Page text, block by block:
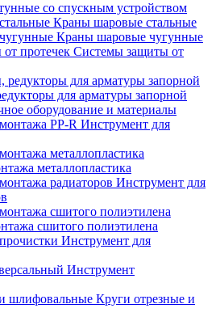
со спускным устройством
Краны шаровые стальные
Краны шаровые чугунные
Системы защиты от
для арматуры запорной
оборудование и материалы
Инструмент для
металлопластика
Инструмент для
сшитого полиэтилена
Инструмент для
Инструмент
Круги отрезные и